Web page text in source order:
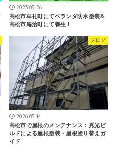
2023.05.26
高松市牟礼町にてベランダ防水塗装&
高松市庵治町にて養生！
ブログ
2026.05.14
高松市で屋根のメンテナンス：秀光ビ
ルドによる屋根塗装・屋根塗り替えガ
イド